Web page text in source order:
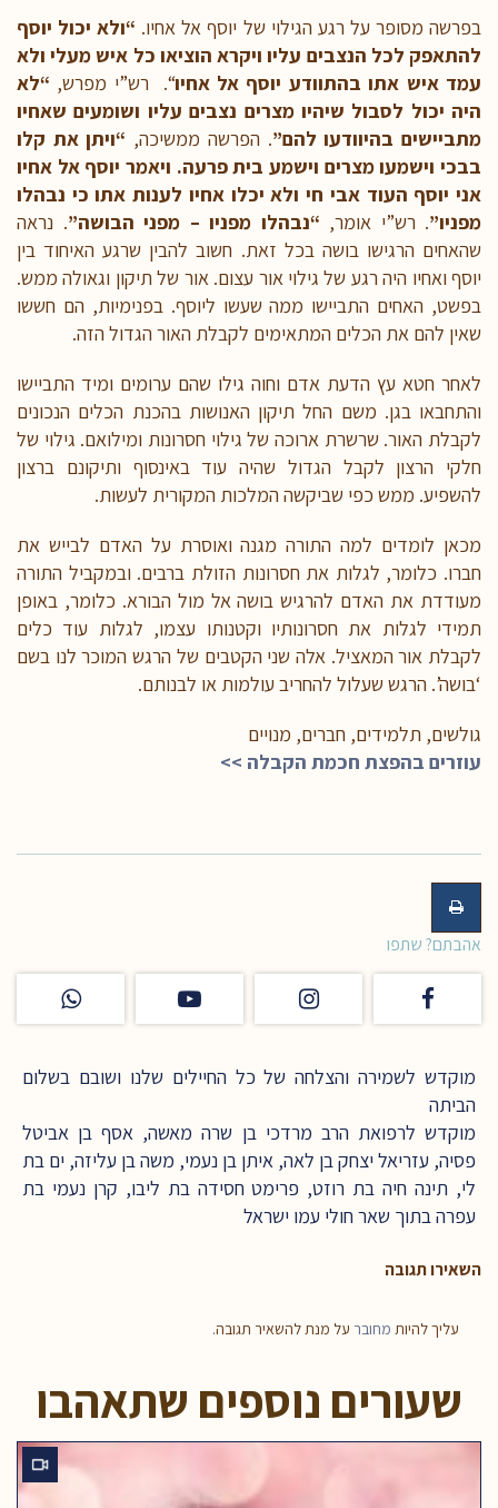
בפרשה מסופר על רגע הגילוי של יוסף אל אחיו. “ולא יכול יוסף
להתאפק לכל הנצבים עליו ויקרא הוציאו כל איש מעלי ולא
עמד איש אתו בהתוודע יוסף אל אחיו“. רש”י מפרש, “לא
היה יכול לסבול שיהיו מצרים נצבים עליו ושומעים שאחיו
מתביישים בהיוודעו להם”. הפרשה ממשיכה, “ויתן את קלו
בבכי וישמעו מצרים וישמע בית פרעה. ויאמר יוסף אל אחיו
אני יוסף העוד אבי חי ולא יכלו אחיו לענות אתו כי נבהלו
מפניו”. רש”י אומר, “נבהלו מפניו – מפני הבושה”. נראה
שהאחים הרגישו בושה בכל זאת. חשוב להבין שרגע האיחוד בין
יוסף ואחיו היה רגע של גילוי אור עצום. אור של תיקון וגאולה ממש.
בפשט, האחים התביישו ממה שעשו ליוסף. בפנימיות, הם חששו
שאין להם את הכלים המתאימים לקבלת האור הגדול הזה.
לאחר חטא עץ הדעת אדם וחוה גילו שהם ערומים ומיד התביישו
והתחבאו בגן. משם החל תיקון האנושות בהכנת הכלים הנכונים
לקבלת האור. שרשרת ארוכה של גילוי חסרונות ומילואם. גילוי של
חלקי הרצון לקבל הגדול שהיה עוד באינסוף ותיקונם ברצון
להשפיע. ממש כפי שביקשה המלכות המקורית לעשות.
מכאן לומדים למה התורה מגנה ואוסרת על האדם לבייש את
חברו. כלומר, לגלות את חסרונות הזולת ברבים. ובמקביל התורה
מעודדת את האדם להרגיש בושה אל מול הבורא. כלומר, באופן
תמידי לגלות את חסרונותיו וקטנותו עצמו, לגלות עוד כלים
לקבלת אור המאציל. אלה שני הקטבים של הרגש המוכר לנו בשם
‘בושה’. הרגש שעלול להחריב עולמות או לבנותם.
גולשים, תלמידים, חברים, מנויים
עוזרים בהפצת חכמת הקבלה >>
אהבתם? שתפו
מוקדש לשמירה והצלחה של כל החיילים שלנו ושובם בשלום
הביתה
מוקדש לרפואת הרב מרדכי בן שרה מאשה, אסף בן אביטל
פסיה, עזריאל יצחק בן לאה, איתן בן נעמי, משה בן עליזה, ים בת
לי, תינה חיה בת רוזט, פרימט חסידה בת ליבו, קרן נעמי בת
עפרה בתוך שאר חולי עמו ישראל
השאירו תגובה
עליך להיות מחובר על מנת להשאיר תגובה.
שעורים נוספים שתאהבו